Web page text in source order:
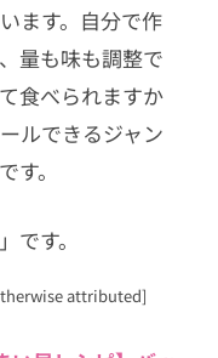
ます。自分で作
量も味も調整で
食べられますか
ルできるジャン
す。
です。
attributed]